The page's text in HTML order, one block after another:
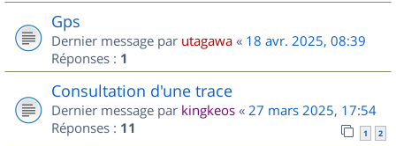
Gps
Dernier message par utagawa « 18 avr. 2025, 08:39
Réponses : 1
Consultation d'une trace
Dernier message par kingkeos « 27 mars 2025, 17:54
Réponses : 11 1 2